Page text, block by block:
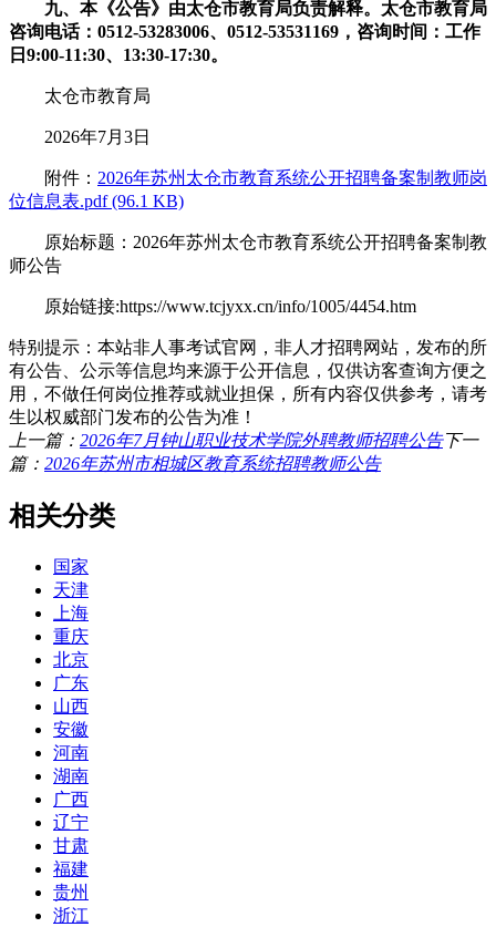
九、本《公告》由太仓市教育局负责解释。太仓市教育局
咨询电话：0512-53283006、0512-53531169，咨询时间：工作
日9:00-11:30、13:30-17:30。
太仓市教育局
2026年7月3日
附件： 2026年苏州太仓市教育系统公开招聘备案制教师岗
位信息表.pdf (96.1 KB)
原始标题：2026年苏州太仓市教育系统公开招聘备案制教
师公告
原始链接:https://www.tcjyxx.cn/info/1005/4454.htm
特别提示：本站非人事考试官网，非人才招聘网站，发布的所
有公告、公示等信息均来源于公开信息，仅供访客查询方便之
用，不做任何岗位推荐或就业担保，所有内容仅供参考，请考
生以权威部门发布的公告为准！
上一篇： 2026年7月钟山职业技术学院外聘教师招聘公告下一
篇： 2026年苏州市相城区教育系统招聘教师公告
相关分类
国家
天津
上海
重庆
北京
广东
山西
安徽
河南
湖南
广西
辽宁
甘肃
福建
贵州
浙江